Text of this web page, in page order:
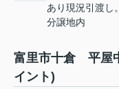
あり現況引渡
分譲地内
富里市十倉 平屋
イント)